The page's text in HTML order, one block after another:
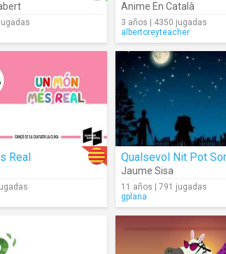
Anime En Català
3 años | 4350 jugadas
albertoreyteacher
Real
Jaume Sisa
11 años | 791 jugadas
gplana